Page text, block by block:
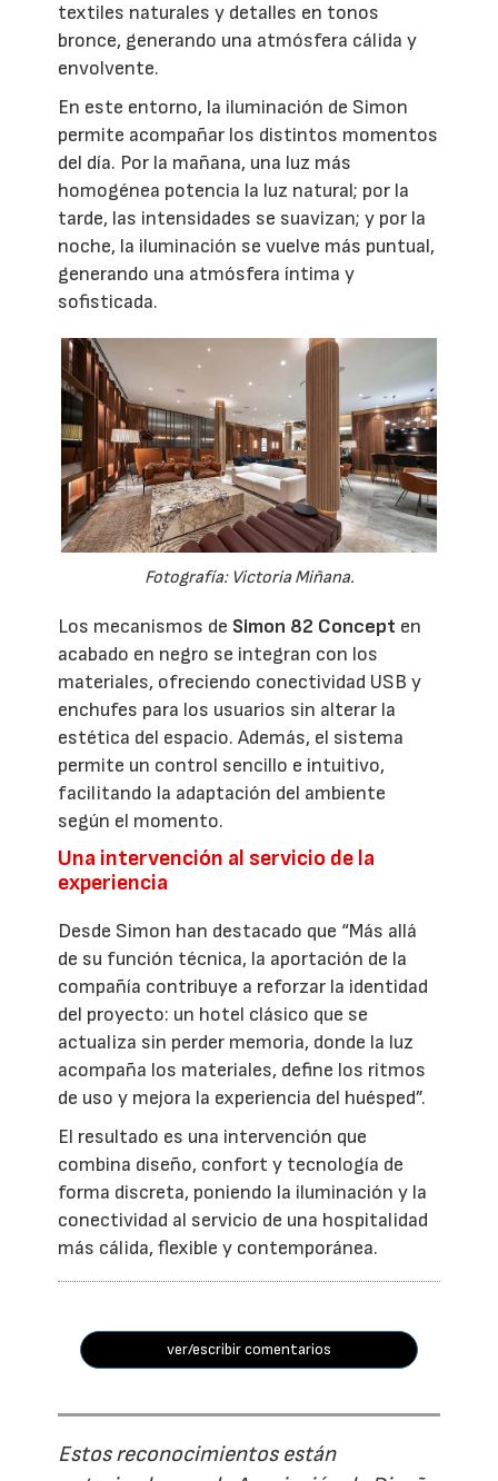
textiles naturales y detalles en tonos
bronce, generando una atmósfera cálida y
envolvente.
En este entorno, la iluminación de Simon
permite acompañar los distintos momentos
del día. Por la mañana, una luz más
homogénea potencia la luz natural; por la
tarde, las intensidades se suavizan; y por la
noche, la iluminación se vuelve más puntual,
generando una atmósfera íntima y
sofisticada.
Fotografía: Victoria Miñana.
Los mecanismos de Simon 82 Concept en
acabado en negro se integran con los
materiales, ofreciendo conectividad USB y
enchufes para los usuarios sin alterar la
estética del espacio. Además, el sistema
permite un control sencillo e intuitivo,
facilitando la adaptación del ambiente
según el momento.
Una intervención al servicio de la
experiencia
Desde Simon han destacado que “Más allá
de su función técnica, la aportación de la
compañía contribuye a reforzar la identidad
del proyecto: un hotel clásico que se
actualiza sin perder memoria, donde la luz
acompaña los materiales, define los ritmos
de uso y mejora la experiencia del huésped”.
El resultado es una intervención que
combina diseño, confort y tecnología de
forma discreta, poniendo la iluminación y la
conectividad al servicio de una hospitalidad
más cálida, flexible y contemporánea.
ver/escribir comentarios
Estos reconocimientos están